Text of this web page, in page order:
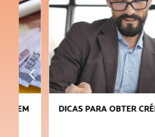
DICAS PARA OBTER CRÉDITO